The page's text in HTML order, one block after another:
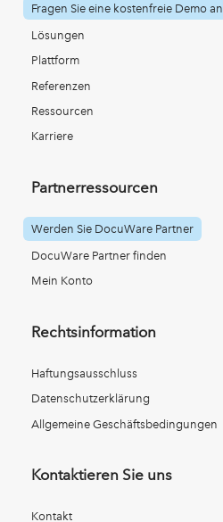
Fragen Sie eine kostenfreie Demo an
Lösungen
Plattform
Referenzen
Ressourcen
Karriere
Partnerressourcen
Werden Sie DocuWare Partner
DocuWare Partner finden
Mein Konto
Rechtsinformation
Haftungsausschluss
Datenschutzerklärung
Allgemeine Geschäftsbedingungen
Kontaktieren Sie uns
Kontakt